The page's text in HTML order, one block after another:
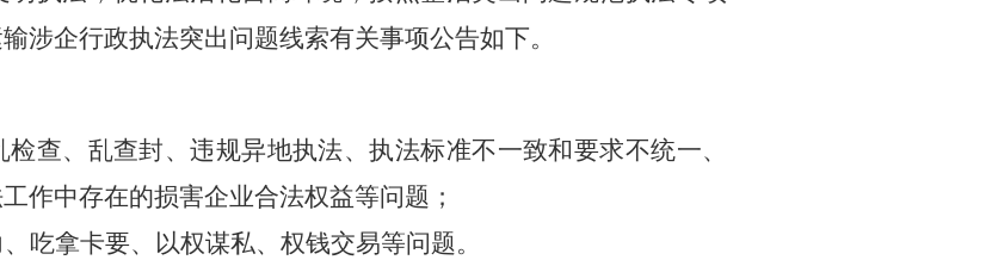
涉企行政执法突出问题线索有关事项公告如下。
检查、乱查封、违规异地执法、执法标准不一致和要求不统一、
作中存在的损害企业合法权益等问题；
吃拿卡要、以权谋私、权钱交易等问题。